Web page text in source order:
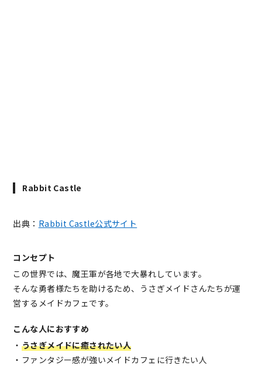
Rabbit Castle
出典： Rabbit Castle公式サイト
コンセプト
この世界では、魔王軍が各地で大暴れしています。
そんな勇者様たちを助けるため、うさぎメイドさんたちが運
営するメイドカフェです。
こんな人におすすめ
・ うさぎメイドに癒されたい人
・ファンタジー感が強いメイドカフェに行きたい人